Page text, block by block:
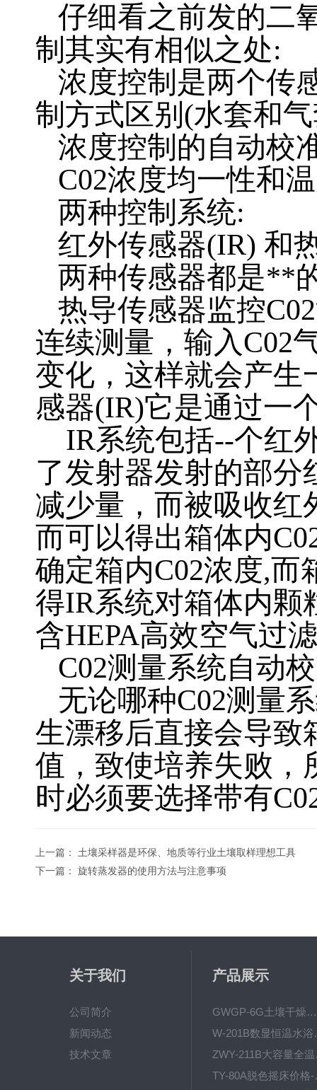
仔细看之前发的二
制其实有相似之处:
浓度控制是两个传
制方式区别 (水套和
浓度控制的自动校
C02浓度均一性和
两种控制系统:
红外传感器(IR) 和
两种传感器都是**
热导传感器监控C02
连续测量，输入C02
变化，这样就会产生
感器(IR)它是通过一
IR系统包括--个红
了发射器发射的部分
减少量，而被吸收红
而可以得出箱体内
确定箱内C02浓度,而
得IR系统对箱体内颗
含HEPA高效空气过
C02测量系统自动
无论哪种C02测量
生漂移后直接会导致
值，致使培养失败，
时必须要选择带有
上一篇： 土壤采样器是环保、地质等行业土壤取样理想工具
下一篇： 旋转蒸发器的使用方法与注意事项
关于我们
公司简介
新闻动态
技术文章
产品展示
GWGP-6G土壤干燥柜-干燥箱/干燥机
W-
TY-